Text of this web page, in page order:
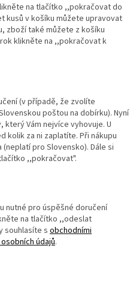
na tlačítko ,,pokračovat do
kusů v košíku můžete upravovat
zboží také můžete z košíku
klikněte na ,,pokračovat k
(v případě, že zvolíte
poštou na dobírku). Nyní
Vám nejvíce vyhovuje. U
kolik za ni zaplatíte. Při nákupu
pro Slovensko). Dále si
,,pokračovat".
nutné pro úspěšné doručení
na tlačítko ,,odeslat
souhlasíte s obchodními
údajů.